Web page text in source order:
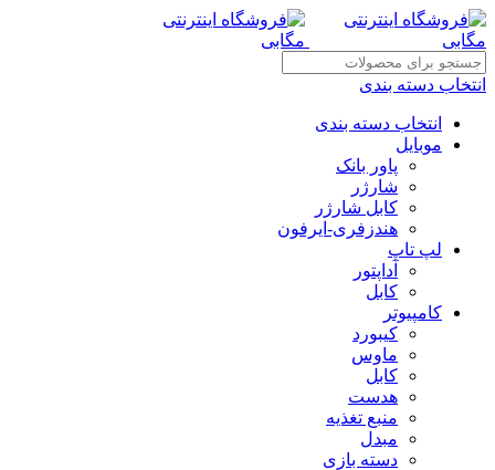
انتخاب دسته بندی
انتخاب دسته بندی
موبایل
پاور بانک
شارژر
کابل شارژر
هندزفری-ایرفون
لپ تاپ
آداپتور
کابل
کامپیوتر
کیبورد
ماوس
کابل
هدست
منبع تغذیه
مبدل
دسته بازی